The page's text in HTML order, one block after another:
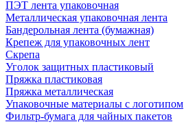
ПЭТ лента упаковочная
Металлическая упаковочная лента
Бандерольная лента (бумажная)
Крепеж для упаковочных лент
Скрепа
Уголок защитных пластиковый
Пряжка пластиковая
Пряжка металлическая
Упаковочные материалы с логотипом
Фильтр-бумага для чайных пакетов